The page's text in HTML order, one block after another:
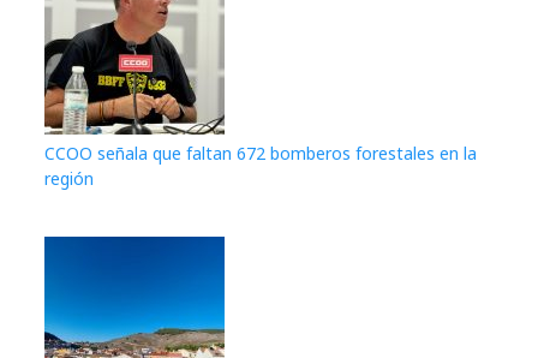
CCOO señala que faltan 672 bomberos forestales en la
región